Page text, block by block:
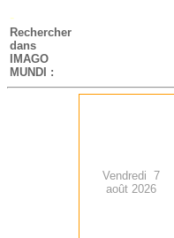
-
Rechercher
dans
IMAGO
MUNDI :
Vendredi 7
août 2026